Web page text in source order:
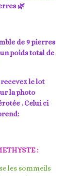
🌿
de 9 pierres
poids total de
le lot
la photo
. Celui ci
:
les sommeils